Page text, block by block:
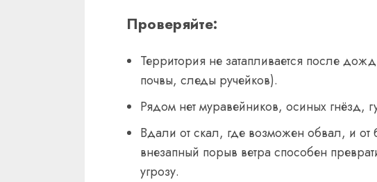
Проверяйте:
Территория не затапливается после
почвы, следы ручейков).
Рядом нет муравейников, осиных гнёзд,
Вдали от скал, где возможен обвал, и
внезапный порыв ветра способен
угрозу.